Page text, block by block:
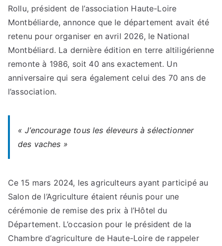
Rollu, président de l’association Haute-Loire
Montbéliarde, annonce que le département avait été
retenu pour organiser en avril 2026, le National
Montbéliard. La dernière édition en terre altiligérienne
remonte à 1986, soit 40 ans exactement. Un
anniversaire qui sera également celui des 70 ans de
l’association.
«J’encourage tous les éleveurs à sélectionner
des vaches »
Ce 15 mars 2024, les agriculteurs ayant participé au
Salon de l’Agriculture étaient réunis pour une
cérémonie de remise des prix à l’Hôtel du
Département. L’occasion pour le président de la
Chambre d’agriculture de Haute-Loire de rappeler